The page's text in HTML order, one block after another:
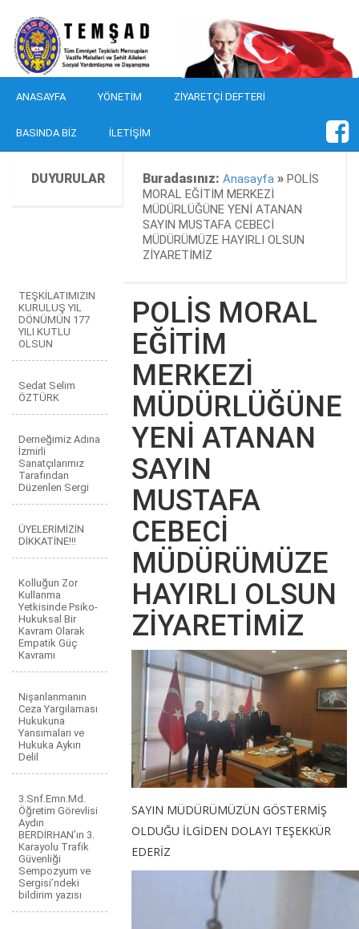
ANASAYFA YÖNETIM ZIYARETÇI DEFTERI
BASINDA BIZ İLETIŞIM
DUYURULAR Buradasınız:Anasayfa »POLİS
MORAL EĞİTİM MERKEZİ
MÜDÜRLÜĞÜNE YENİ ATANAN
SAYIN MUSTAFA CEBECİ
MÜDÜRÜMÜZE HAYIRLI OLSUN
ZİYARETİMİZ
TEŞKİLATIMIZIN
KURULUŞ YIL
DÖNÜMÜN 177
YILI KUTLU
OLSUN
Sedat Selim
ÖZTÜRK
Derneğimiz Adına
İzmirli
Sanatçılarımız
Tarafından
Düzenlen Sergi
ÜYELERİMİZİN
DİKKATİNE!!!
Kolluğun Zor
Kullanma
Yetkisinde Psiko-
Hukuksal Bir
Kavram Olarak
Empatik Güç
Kavramı
Nişanlanmanın
Ceza Yargılaması
Hukukuna
Yansımaları ve
Hukuka Aykırı
Delil
3.Snf.Emn.Md.
Öğretim Görevlisi
Aydın
BERDİRHAN’ın 3.
Karayolu Trafik
Güvenliği
Sempozyum ve
Sergisi’ndeki
bildirim yazısı
POLİS MORAL
EĞİTİM
MERKEZİ
MÜDÜRLÜĞÜNE
YENİ ATANAN
SAYIN
MUSTAFA
CEBECİ
MÜDÜRÜMÜZE
HAYIRLI OLSUN
ZİYARETİMİZ
SAYIN MÜDÜRÜMÜZÜN GÖSTERMİŞ
OLDUĞU İLGİDEN DOLAYI TEŞEKKÜR
EDERİZ